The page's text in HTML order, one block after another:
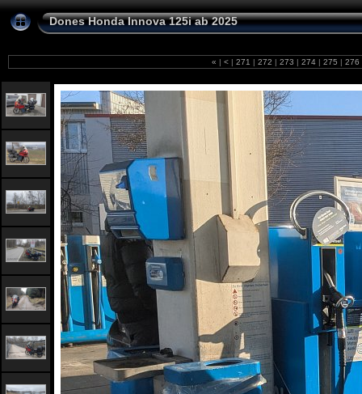
Dones Honda Innova 125i ab 2025
« | < | 271 | 272 | 273 | 274 | 275 | 276